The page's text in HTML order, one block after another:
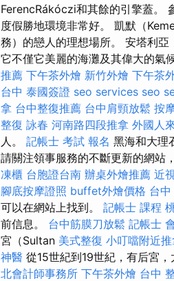
FerencRákóczi和其餘的引擎蓋。
度假勝地環境非常好。 凱默（
務）的戀人的理想場所。 安塔利
它不僅它美麗的海灘及其偉大的氣
推薦 下午茶外燴 新竹外燴 下午茶
台中 泰國簽證 seo services seo
拿 台中整復推薦 台中肩頸放鬆 按
整復 詠春 河南路四段推拿 外國人
人。 記帳士 考試 報名 黑海和大理
請關注領事服務的不斷更新的網站
凍櫃 台胞證台南 辦桌外燴推薦 近
腳底按摩證照 buffet外燴價格 台
可以在網站上找到。 記帳士 課程
前信息。 台中筋膜刀放鬆 記帳士
宮（Sultan 美式整復 小叮噹附近推
神醫 從15世紀到19世紀，有后宮
北會計師事務所 下午茶外燴 台中